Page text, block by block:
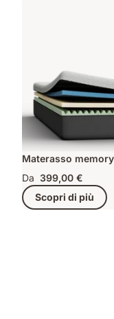
Materasso
Da 399,00 €
Scopri di più